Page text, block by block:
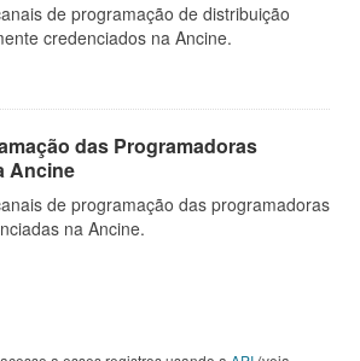
de programação de distribuição
credenciados na Ancine.
das Programadoras
Ancine
de programação das programadoras
na Ancine.